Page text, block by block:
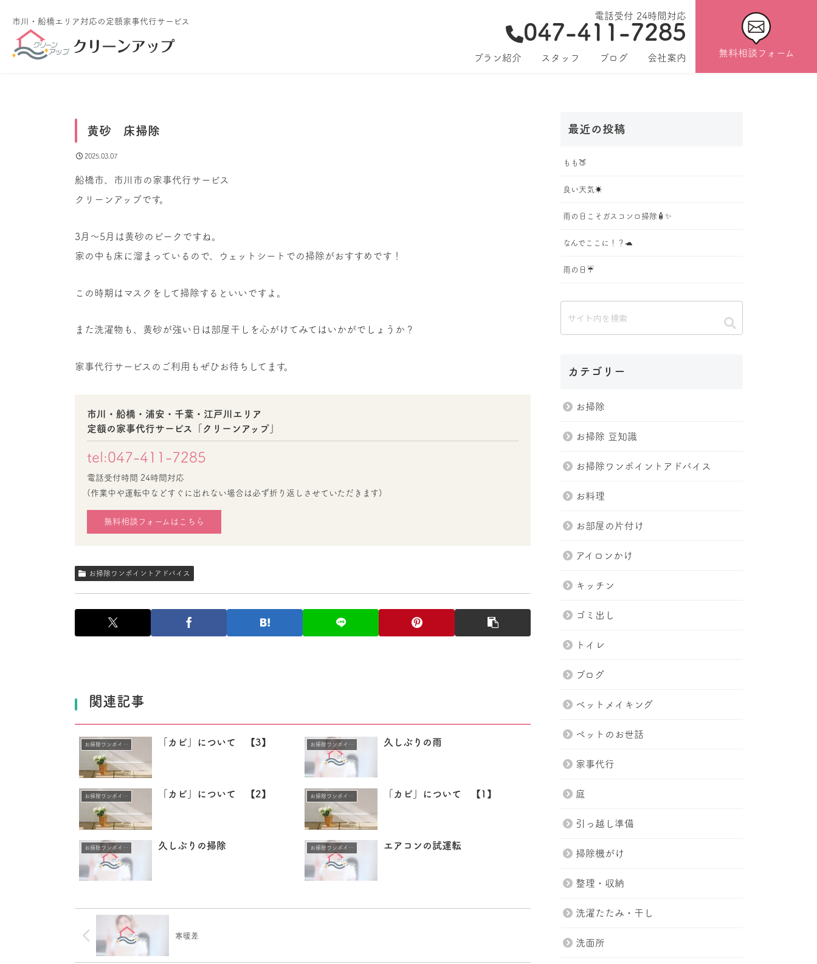
市川・船橋エリア対応 の定額家事代行サービス
電話受付 24時間対応
047-411-7285
プラン紹介 スタッフ ブログ 会社案内 無料相談フォーム
黄砂 床掃除
2025.03.07
船橋市、市川市の家事代行サービス
クリーンアップです。
3月〜5月は黄砂のピークですね。
家の中も床に溜まっているので、ウェットシートでの掃除がおすすめです！
この時期はマスクをして掃除するといいですよ。
また洗濯物も、黄砂が強い日は部屋干しを心がけてみてはいかがでしょうか？
家事代行サービスのご利用もぜひお待ちしてます。
市川・船橋・浦安・千葉・江戸川エリア
定額の家事代行サービス「クリーンアップ」
tel:047-411-7285
電話受付時間 24時間対応
(作業中や運転中などすぐに出れない場合は必ず折り返しさせていただきます)
無料相談フォームはこちら
お掃除ワンポイントアドバイス
関連記事
お掃除ワンポイントアドバイス 「カビ」について 【3】 お掃除ワンポイントアドバイス 久しぶりの雨
お掃除ワンポイントアドバイス 「カビ」について 【2】 お掃除ワンポイントアドバイス 「カビ」について 【1】
お掃除ワンポイントアドバイス 久しぶりの掃除 お掃除ワンポイントアドバイス エアコンの試運転
寒暖差
最近の投稿
もも🍑
良い天気☀️
雨の日こそガスコンロ掃除🧴✨
なんでここに！？🐢
雨の日☔️
カテゴリー
お掃除
お掃除 豆知識
お掃除ワンポイントアドバイス
お料理
お部屋の片付け
アイロンかけ
キッチン
ゴミ出し
トイレ
ブログ
ベットメイキング
ペットのお世話
家事代行
庭
引っ越し準備
掃除機がけ
整理・収納
洗濯たたみ・干し
洗面所